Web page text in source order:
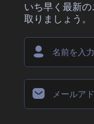
いち早く最新
取りましょう。